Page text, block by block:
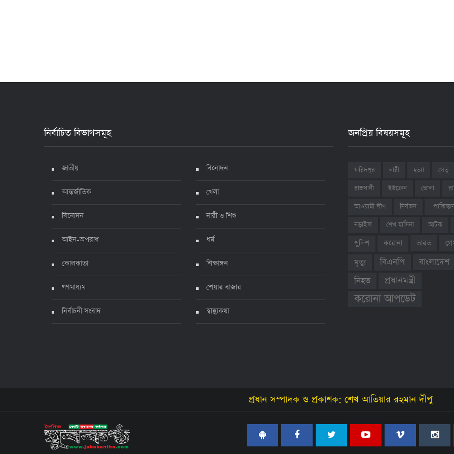
নির্বাচিত বিভাগসমূহ
জাতীয়
আন্তর্জাতিক
বিনোদন
আইন-অপরাধ
কোলকাতা
গণমাধ্যম
নির্বাচনী সংবাদ
বিনোদন
খেলা
নারী ও শিশু
ধর্ম
শিক্ষাঙ্গন
শেয়ার বাজার
স্বাস্থ্যকথা
জনপ্রিয় বিষয়সমূহ
ফরিদপুর নারী হত্যা সেতু
রাজধানী ইউক্রেন ভোলা
আওয়ামী লীগ
নির্বাচন
-
নড়াইল
শেখ হাসিনা আটক
পুলিশ
করোনা ভারত
মৃত্যু
বিএনপি
বাংলাদেশ
নিহত
প্রধানমন্ত্রী
করোনা আপডেট
প্রধান সম্পাদক ও প্রকাশক: শেখ আতিয়ার রহমান দীপু